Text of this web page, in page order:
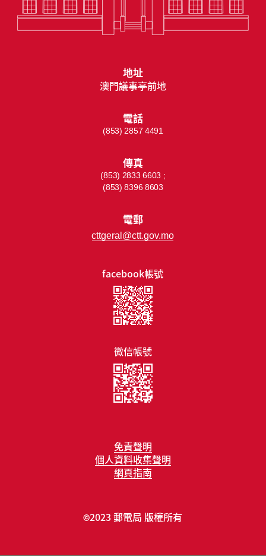
免責聲明
個人資料收集聲明
網頁指南
facebook帳號
微信帳號
地址
澳門議事亭前地
電話
(853) 2857 4491
傳真
(853) 2833 6603 ;
(853) 8396 8603
電郵
cttgeral@ctt.gov.mo
©2023 郵電局 版權所有